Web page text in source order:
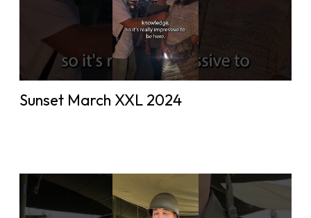
Sunset March XXL 2024